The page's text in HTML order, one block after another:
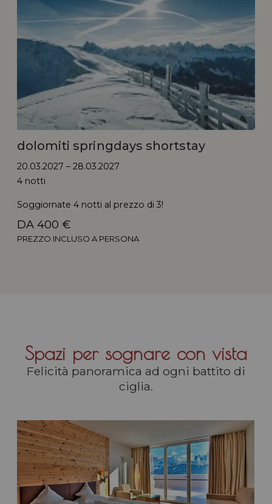
dolomiti springdays shortstay
20.03.2027 – 28.03.2027
4 notti
Soggiornate 4 notti al prezzo di 3!
DA 400 €
PREZZO INCLUSO A PERSONA
Spazi per sognare con vista
Felicità panoramica ad ogni battito di
ciglia.